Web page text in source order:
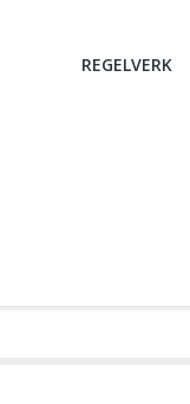
REGELVERK